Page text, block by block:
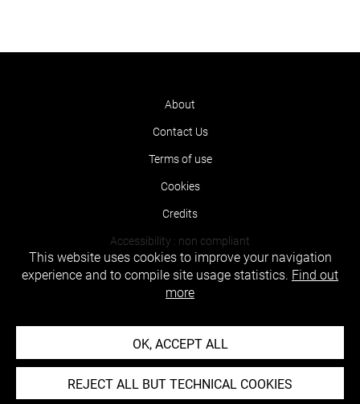
About
Contact Us
Terms of use
Cookies
Credits
Accessibility : non compliant
This website uses cookies to improve your navigation
experience and to compile site usage statistics. Find out
more
OK, ACCEPT ALL
REJECT ALL BUT TECHNICAL COOKIES